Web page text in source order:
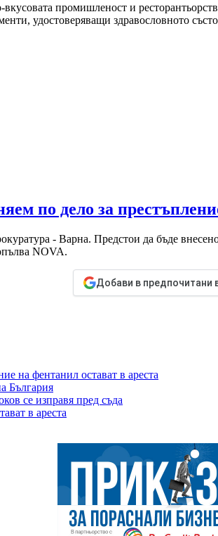
промишленост и
удостоверяващи здравословното
по дело за
- Варна. Предстои да бъде
NOVA.
Добави в предпочитани
на фентанил остават в ареста
България
се изправя пред съда
в ареста